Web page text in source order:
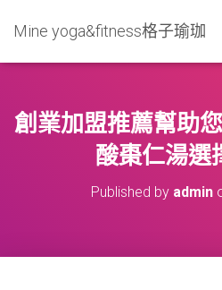
Mine yoga&fitness格子瑜珈
創業加盟推薦幫助
酸棗仁湯選
Published by admin